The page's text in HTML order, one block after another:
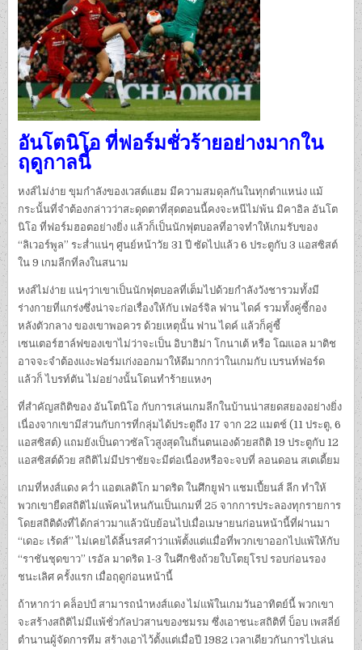
อันโตนิโอ ที่ฟอร์มชั่วร้ายอย่างมากใน
ฤดูกาลนี้
หงส์ไม่ง่าย ขุมกำลังของเวสต์แฮม มีความสมดุลกันในทุกตำแหน่ง แม้
กระนั้นที่จำต้องกล่าวว่าสะดุดตาที่สุดตอนนี้คงจะหนีไม่พ้น มิคาอิล อันโต
นิโอ ที่ฟอร์มฮอตอย่างยิ่ง แล้วก็เป็นนักฟุตบอลที่อาจทำให้เกมรับของ
“ลิเวอร์พูล” ระส่ำแน่ๆ ศูนย์หน้าวัย 31 ปี ซัดไปแล้ว 6 ประตูกับ 3 แอสซิสต์
ใน 9 เกมลีกที่ลงในสนาม
หงส์ไม่ง่าย แน่ๆว่าเขาเป็นนักฟุตบอลที่เต็มไปด้วยกำลังวังชารวมทั้งมี
ร่างกายที่แกร่งซึ่งน่าจะก่อเรื่องให้กับ เฟอร์จิล ฟาน ไดค์ รวมทั้งคู่ซี้กอง
หลังตัวกลาง ของเขาพอควร ด้วยเหตุนั้น ฟาน ไดค์ แล้วก็คู่ซี้
เซนเตอร์ฮาล์ฟของเขาไม่ว่าจะเป็น อิบาฮิม่า โกนาเต้ หรือ โฌแอล มาติช
อาจจะจำต้องแงะฟอร์มเก่งออกมาให้ดีมากกว่าในเกมกับ เบรนท์ฟอร์ด
แล้วก็ ไบรท์ตัน ไม่อย่างนั้นโดนทำร้ายแหงๆ
ที่สำคัญสถิติของ อันโตนิโอ กับการเล่นเกมลีกในบ้านน่าสยดสยองอย่างยิ่ง
เนื่องจากเขามีส่วนกับการที่กลุ่มได้ประตูถึง 17 จาก 22 แมตช์ (11 ประตู, 6
แอสซิสต์) แถมยังเป็นดาวซัลโวสูงสุดในถิ่นตนเองด้วยสถิติ 19 ประตูกับ 12
แอสซิสต์ด้วย สถิติไม่มีปราชัยจะมีต่อเนื่องหรือจะจบที่ ลอนดอน สเตเดี้ยม
เกมที่หงส์แดง คว่ำ แอตเลติโก มาดริด ในศึกยูฟ่า แชมเปี้ยนส์ ลีก ทำให้
พวกเขายืดสถิติไม่แพ้คนไหนกันเป็นเกมที่ 25 จากการประลองทุกรายการ
โดยสถิติดังที่ได้กล่าวมาแล้วนับย้อนไปเมื่อเมษายนก่อนหน้านี้ที่ผ่านมา
“เดอะ เร้ดส์” ไม่เคยได้ลิ้นรสคำว่าแพ้ตั้งแต่แมื่อที่พวกเขาออกไปแพ้ให้กับ
“ราชันชุดขาว” เรอัล มาดริด 1-3 ในศึกชิงถ้วยใบโตยุโรป รอบก่อนรอง
ชนะเลิศ ครั้งแรก เมื่อฤดูก่อนหน้านี้
ถ้าหากว่า คล็อปป์ สามารถนำหงส์แดง ไม่แพ้ในเกมวันอาทิตย์นี้ พวกเขา
จะสร้างสถิติไม่มีแพ้ชั่วกัลปวสานของชมรม ซึ่งเอาชนะสถิติที่ บ็อบ เพสลี่ย์
ตำนานผู้จัดการทีม สร้างเอาไว้ตั้งแต่เมื่อปี 1982 เวลาเดียวกันการไปเล่น